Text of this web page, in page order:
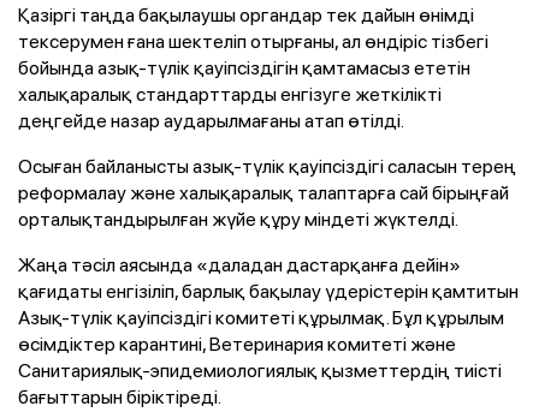
Қазіргі таңда бақылаушы органдар тек дайын өнімді
тексерумен ғана шектеліп отырғаны, ал өндіріс тізбегі
бойында азық-түлік қауіпсіздігін қамтамасыз ететін
халықаралық стандарттарды енгізуге жеткілікті
деңгейде назар аударылмағаны атап өтілді.
Осыған байланысты азық-түлік қауіпсіздігі саласын терең
реформалау және халықаралық талаптарға сай бірыңғай
орталықтандырылған жүйе құру міндеті жүктелді.
Жаңа тәсіл аясында «даладан дастарқанға дейін»
қағидаты енгізіліп, барлық бақылау үдерістерін қамтитын
Азық-түлік қауіпсіздігі комитеті құрылмақ. Бұл құрылым
өсімдіктер карантині, Ветеринария комитеті және
Санитариялық-эпидемиологиялық қызметтердің тиісті
бағыттарын біріктіреді.